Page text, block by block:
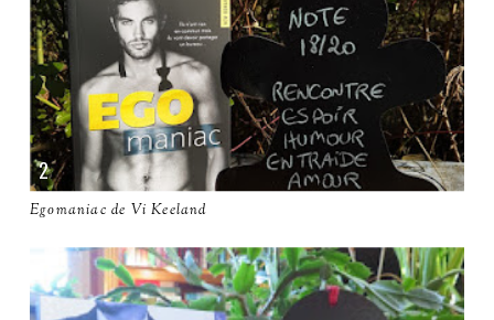
Egomaniac de Vi Keeland